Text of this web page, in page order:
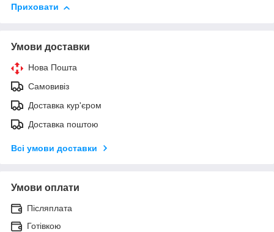
Приховати
Умови доставки
Нова Пошта
Самовивіз
Доставка кур'єром
Доставка поштою
Всі умови доставки
Умови оплати
Післяплата
Готівкою